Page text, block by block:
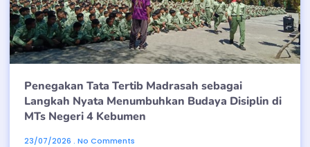
Penegakan Tata Tertib Madrasah sebagai
Langkah Nyata Menumbuhkan Budaya Disiplin di
MTs Negeri 4 Kebumen
23/07/2026 No Comments